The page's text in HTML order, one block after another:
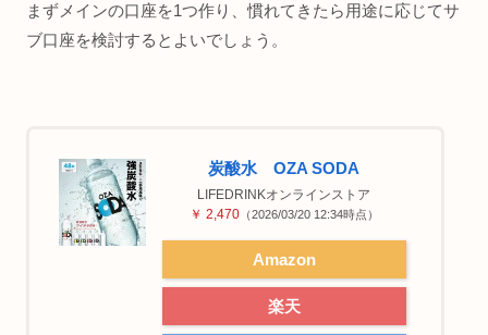
まずメインの口座を1つ作り、慣れてきたら用途に応じてサ
ブ口座を検討するとよいでしょう。
炭酸水 OZA SODA
LIFEDRINKオンラインストア
￥ 2,470（2026/03/20 12:34時点）
Amazon
楽天